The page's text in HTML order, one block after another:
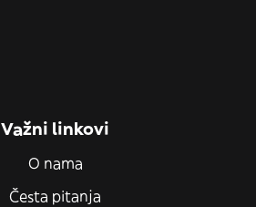
Važni linkovi
O nama
Česta pitanja